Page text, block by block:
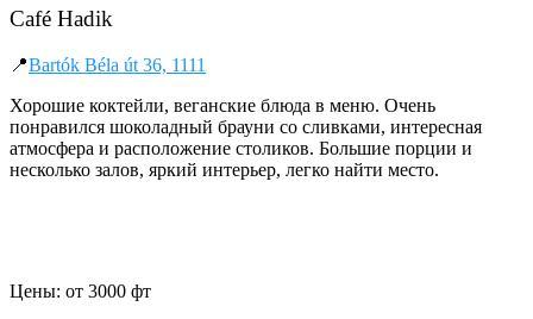
Café Hadik
📍Bartók Béla út 36, 1111
Хорошие коктейли, веганские блюда в меню. Очень
понравился шоколадный брауни со сливками, интересная
атмосфера и расположение столиков. Большие порции и
несколько залов, яркий интерьер, легко найти место.
Цены: от 3000 фт